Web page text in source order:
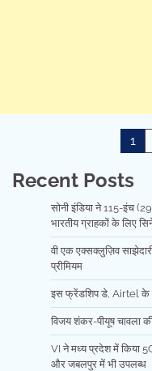
pagination
1
Recent Posts
सोनी इंडिया ने 115-इंच
भारतीय ग्राहकों के लिए
वी एक एक्सक्लुज़िव
प्रीमियम
इस फ्रेंडशिप डे, Airtel के
विजय शंकर-पीयूष चावला
VI ने मध्य प्रदेश में किया
और जबलपुर में भी उपलब्ध